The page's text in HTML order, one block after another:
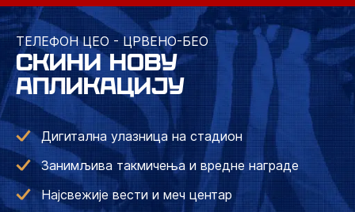
ТЕЛЕФОН ЦЕО - ЦРВЕНО-БЕО
СКИНИ НОВУ
АПЛИКАЦИЈУ
Дигитална улазница на стадион
Занимљива такмичења и вредне награде
Најсвежије вести и меч центар